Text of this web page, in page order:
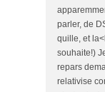
parler, de
quille, et
souhaite!)
repars
relativise